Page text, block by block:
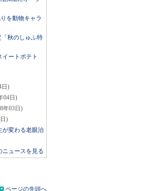
を動物キャラ
秋のしゅふ特
ートポテト
日)
04日)
年03日)
)
が変わる老眼治
ニュースを見る
ページの先頭へ